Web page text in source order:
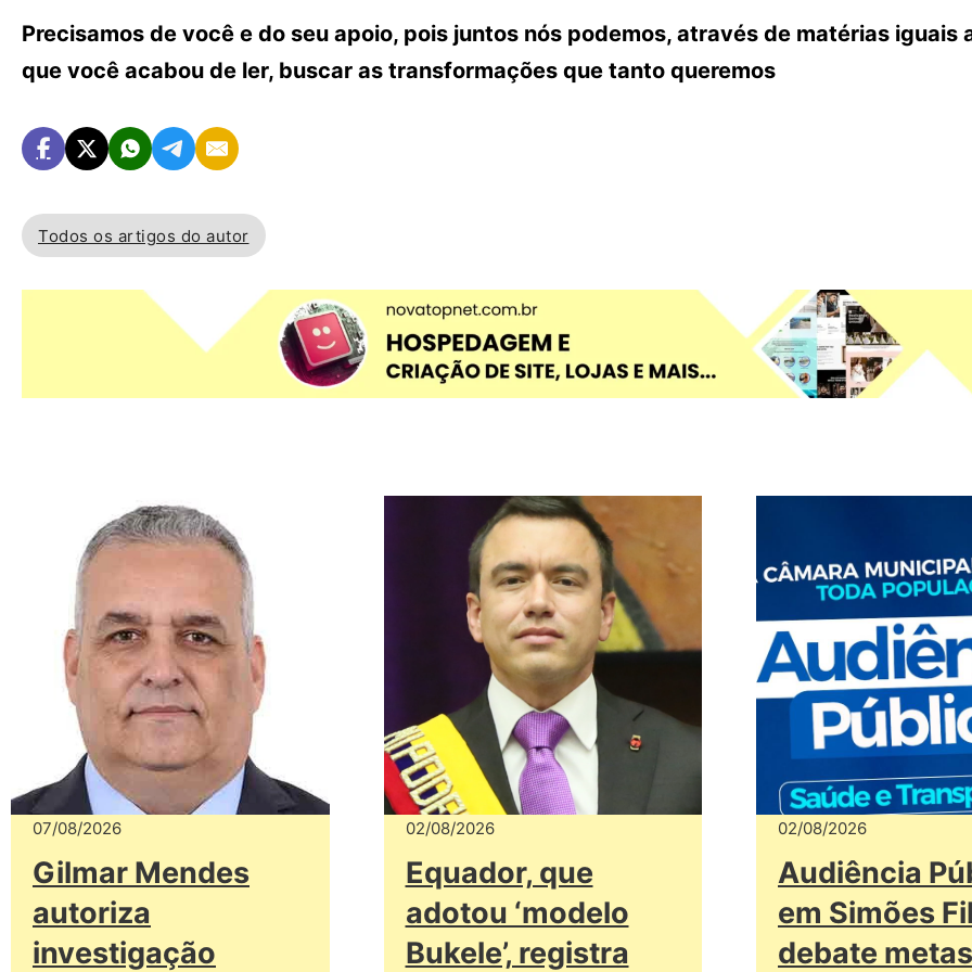
Precisamos de você e do seu apoio, pois juntos nós podemos, através de matérias iguais
que você acabou de ler, buscar as transformações que tanto queremos
Todos os artigos do autor
07/08/2026
Gilmar Mendes
autoriza
investigação
02/08/2026
Equador, que
adotou ‘modelo
Bukele’, registra
02/08/2026
Audiência
em Simões
debate